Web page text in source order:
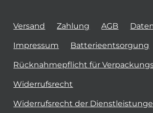
Versand Zahlung AGB
Impressum Batterieentsorgung
Rücknahmepflicht für
Widerrufsrecht
Widerrufsrecht der